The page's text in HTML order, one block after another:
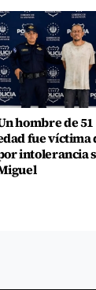
hombre de 51
fue víctima
intolerancia